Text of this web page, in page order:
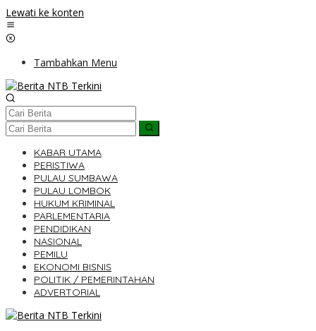
Lewati ke konten
Tambahkan Menu
KABAR UTAMA
PERISTIWA
PULAU SUMBAWA
PULAU LOMBOK
HUKUM KRIMINAL
PARLEMENTARIA
PENDIDIKAN
NASIONAL
PEMILU
EKONOMI BISNIS
POLITIK / PEMERINTAHAN
ADVERTORIAL